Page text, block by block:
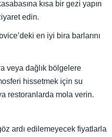
kısa bir gezi yapın
edin.
en iyi bira barlarını
veya dağlık bölgelere
hissetmek için su
restoranlarda mola verin.
ardı edilemeyecek fiyatlarla